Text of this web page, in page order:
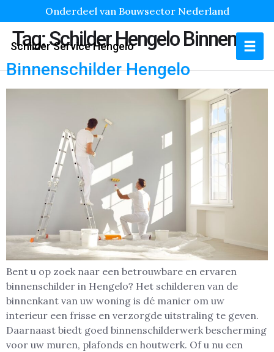
Onderdeel van Bouwsector Nederland
Schilder Service Hengelo
Tag:Schilder Hengelo Binnen
Binnenschilder Hengelo
Bent u op zoek naar een betrouwbare en ervaren
binnenschilder in Hengelo? Het schilderen van de
binnenkant van uw woning is dé manier om uw
interieur een frisse en verzorgde uitstraling te geven.
Daarnaast biedt goed binnenschilderwerk bescherming
voor uw muren, plafonds en houtwerk. Of u nu een